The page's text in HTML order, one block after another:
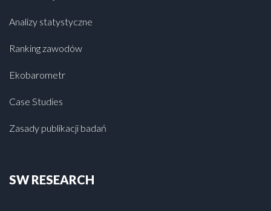
Analizy statystyczne
Ranking zawodów
Ekobarometr
Case Studies
Zasady publikacji badań
SW RESEARCH